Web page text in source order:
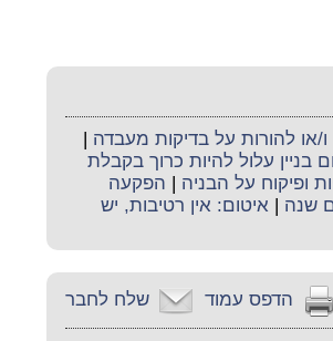
להורות על בדיקות מעבדה |
בניין עלול להיות כרוך בקבלת
ופיקוח על הבניה | הפקעה
שנה | איטום: אין רטיבות, יש
שלח לחבר הדפס עמוד